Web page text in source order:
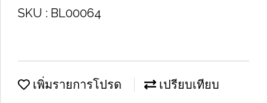
SKU : BL00064
เพิ่มรายการโปรด เปรียบเทียบ